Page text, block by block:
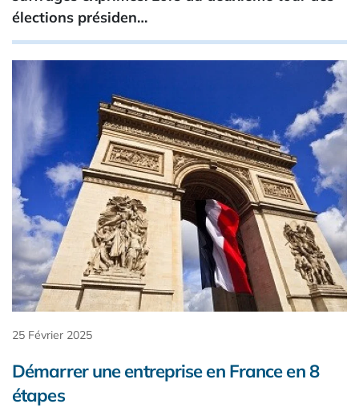
élections présiden…
25 Février 2025
Démarrer une entreprise en France en 8
étapes